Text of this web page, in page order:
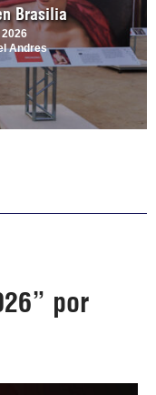
Brasilia
Andres
por